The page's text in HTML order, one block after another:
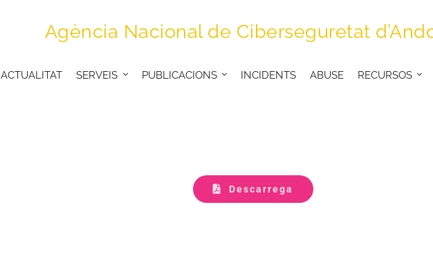
Agència Nacional de Ciberseguretat
ACTUALITAT SERVEIS PUBLICACIONS INCIDENTS ABUSE RECURSOS
Descarrega